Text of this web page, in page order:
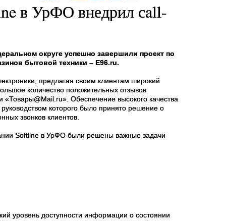
в УрФО внедрил сall-
округе успешно завершили проект по
бытовой техники – E96.ru.
предлагая своим клиентам широкий
количество положительных отзывов
Обеспечение высокого качества
которого было принято решение о
звонков клиентов.
Softline в УрФО были решены важные задачи
уровень доступности информации о состоянии